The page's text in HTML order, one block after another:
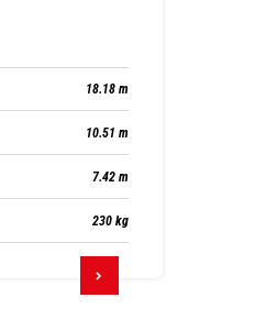
18.18 m
10.51 m
7.42 m
230 kg